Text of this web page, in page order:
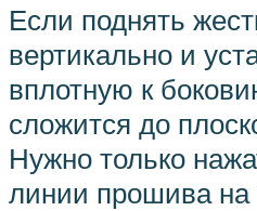
Если поднять
вертикально и
вплотную к
сложится до
Нужно только
линии прошива на